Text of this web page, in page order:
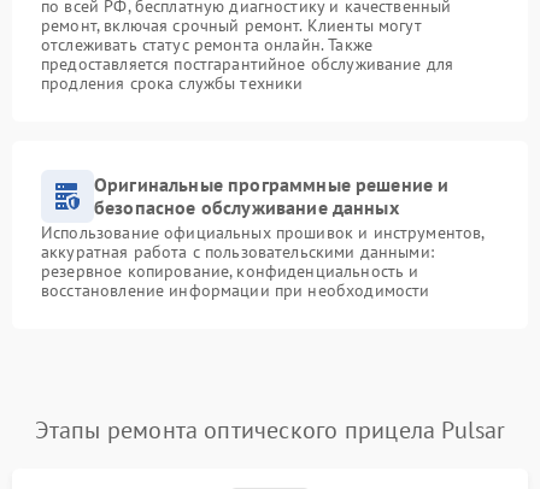
по всей РФ, бесплатную диагностику и качественный
ремонт, включая срочный ремонт. Клиенты могут
отслеживать статус ремонта онлайн. Также
предоставляется постгарантийное обслуживание для
продления срока службы техники
Оригинальные программные решение и
безопасное обслуживание данных
Использование официальных прошивок и инструментов,
аккуратная работа с пользовательскими данными:
резервное копирование, конфиденциальность и
восстановление информации при необходимости
Этапы ремонта оптического прицела Pulsar